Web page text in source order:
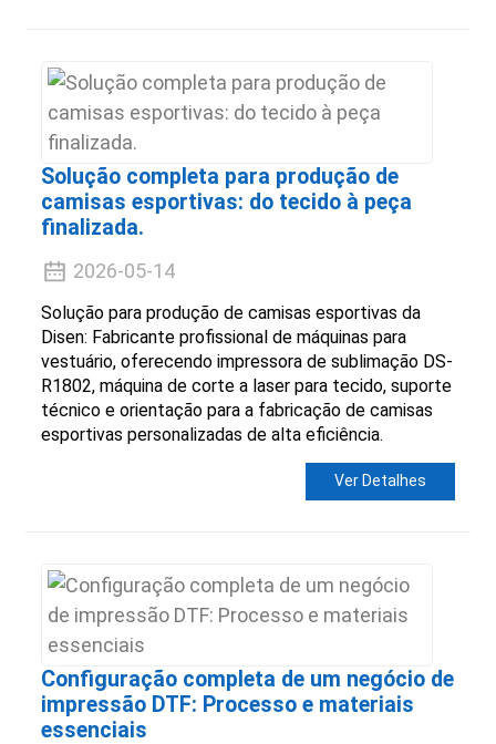
Solução completa para produção de
camisas esportivas: do tecido à peça
finalizada.
2026-05-14
Solução para produção de camisas esportivas da
Disen: Fabricante profissional de máquinas para
vestuário, oferecendo impressora de sublimação DS-
R1802, máquina de corte a laser para tecido, suporte
técnico e orientação para a fabricação de camisas
esportivas personalizadas de alta eficiência.
Ver Detalhes
Configuração completa de um negócio de
impressão DTF: Processo e materiais
essenciais